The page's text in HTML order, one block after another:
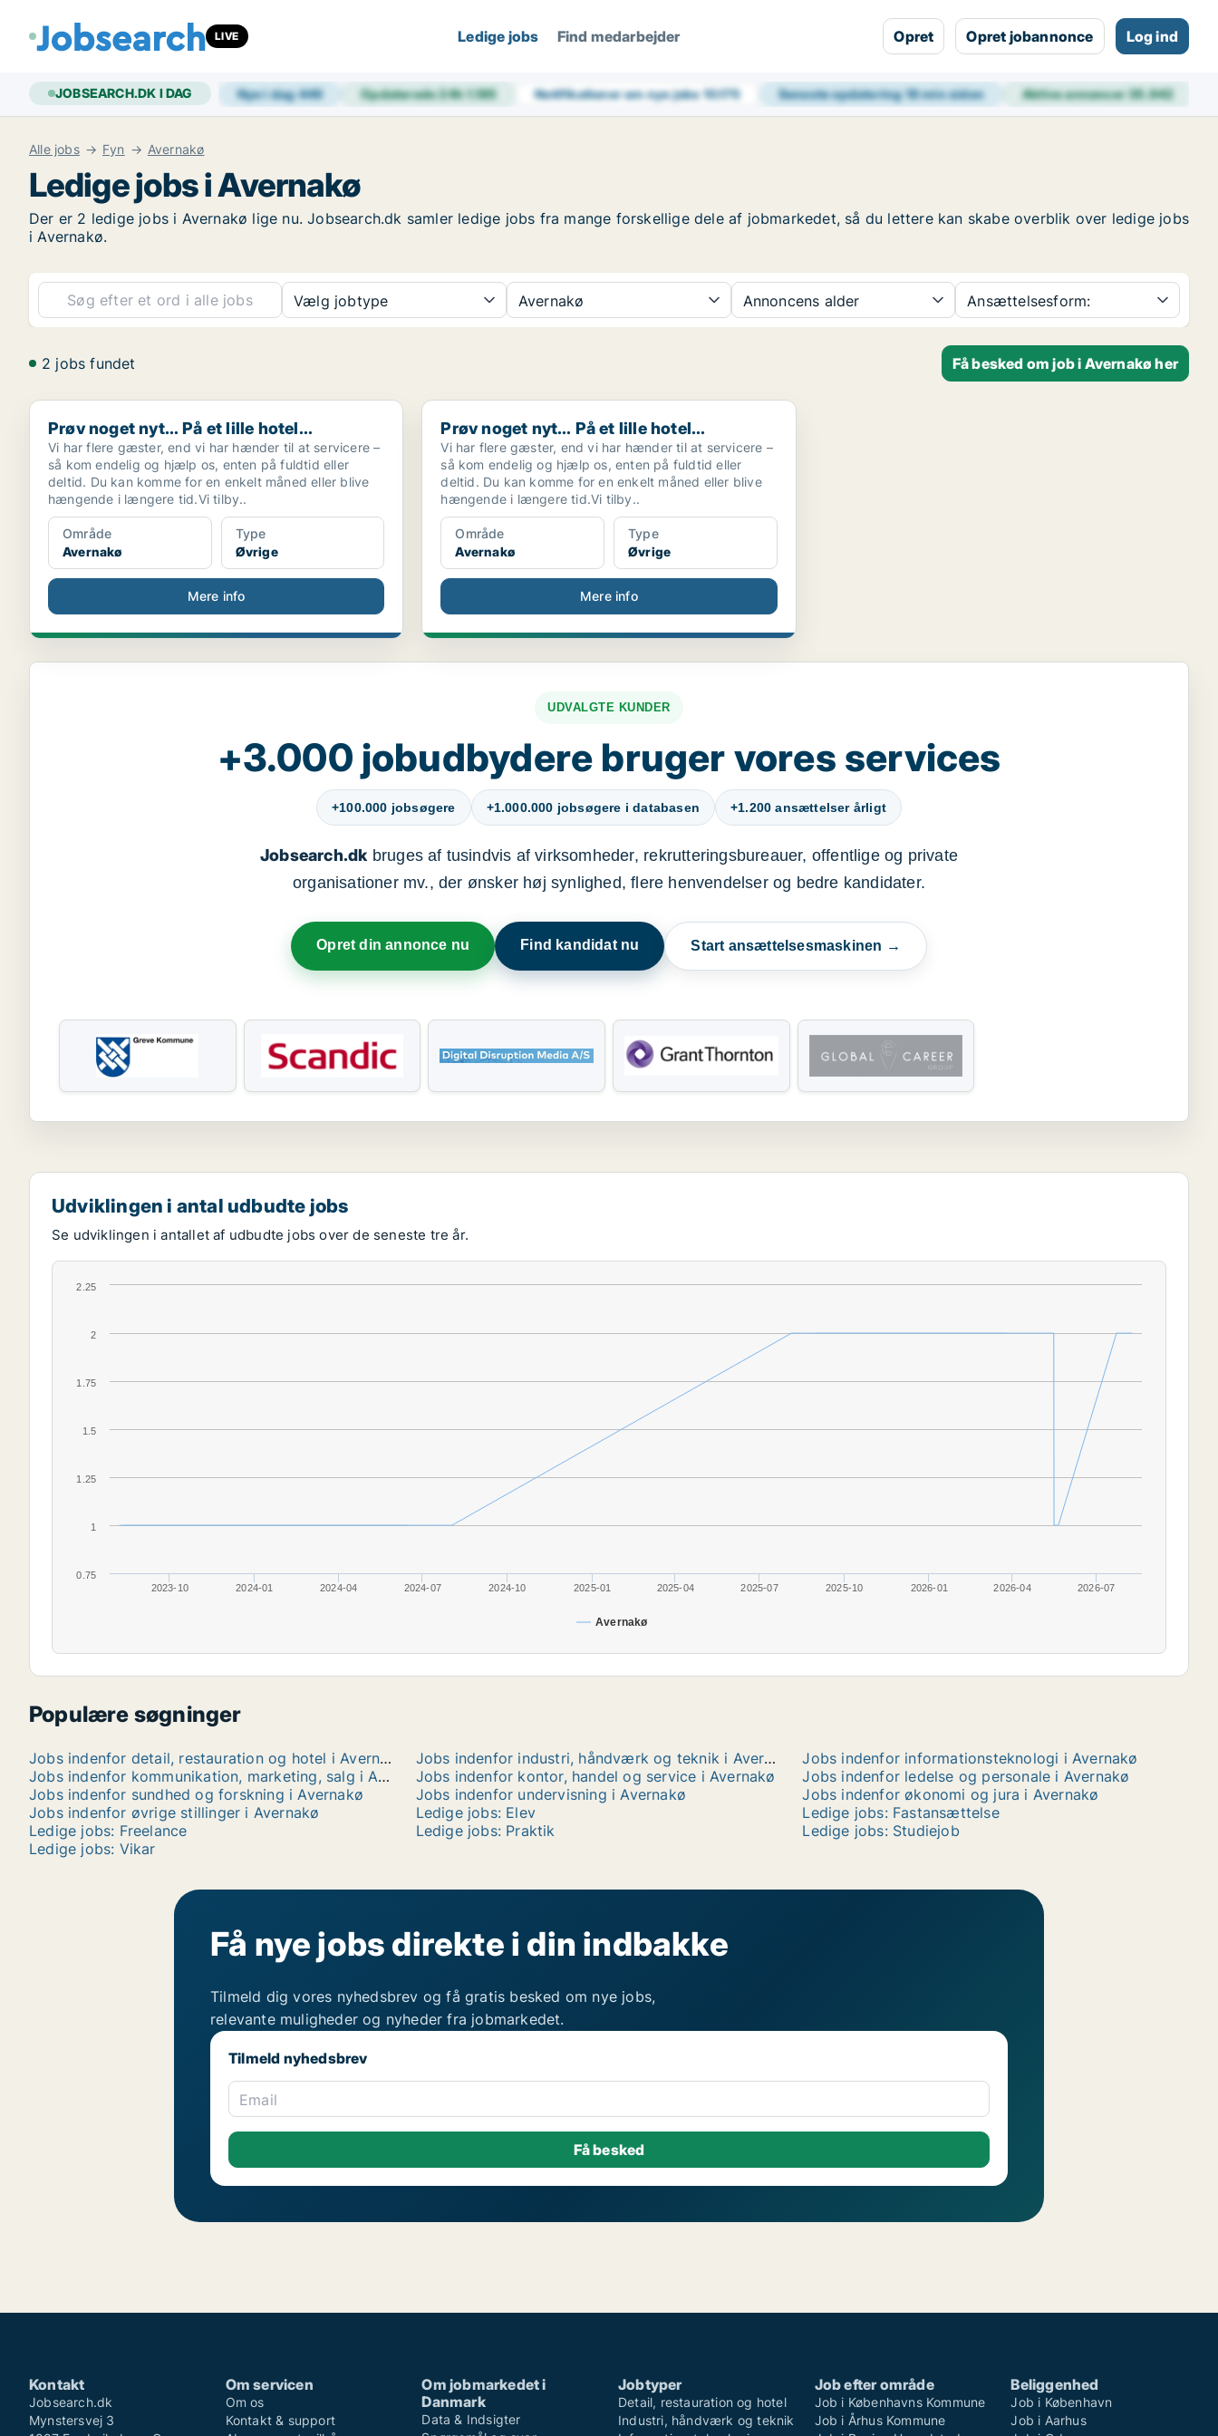
LIVE Ledige jobs Find medarbejder Opret Opret jobannonce Log ind
JOBSEARCH.DK I DAG Nye i dag449 Opdaterede 24h1.185 Notifikationer om nye jobs10.175 Seneste opdatering18 min siden Aktive annoncer35.942
Alle jobs Fyn Avernakø
Ledige jobs i Avernakø
Der er 2 ledige jobs i Avernakø lige nu. Jobsearch.dk samler ledige jobs fra mange forskellige dele af jobmarkedet, så du lettere kan skabe overblik over ledige jobs
i Avernakø.
Vælg jobtype Avernakø Annoncens alder Ansættelsesform:
2 jobs fundet Få besked om job i Avernakø her
Prøv noget nyt… På et lille hotel…
Prøv noget nyt… På et lille hotel…
Vi har flere gæster, end vi har hænder til at servicere –
så kom endelig og hjælp os, enten på fuldtid eller
deltid. Du kan komme for en enkelt måned eller blive
hængende i længere tid.Vi tilby..
Område
Avernakø
Type
Øvrige
Mere info
Prøv noget nyt… På et lille hotel…
Prøv noget nyt… På et lille hotel…
Vi har flere gæster, end vi har hænder til at servicere –
så kom endelig og hjælp os, enten på fuldtid eller
deltid. Du kan komme for en enkelt måned eller blive
hængende i længere tid.Vi tilby..
Område
Avernakø
Type
Øvrige
Mere info
UDVALGTE KUNDER
+3.000 jobudbydere bruger vores services
+100.000 jobsøgere +1.000.000 jobsøgere i databasen +1.200 ansættelser årligt
Jobsearch.dkbruges af tusindvis af virksomheder, rekrutteringsbureauer, offentlige og private
organisationer mv., der ønsker høj synlighed, flere henvendelser og bedre kandidater.
Opret din annonce nu Find kandidat nu Start ansættelsesmaskinen →
Udviklingen i antal udbudte jobs
Se udviklingen i antallet af udbudte jobs over de seneste tre år.
Avernakø
2023-10 2024-01 2024-04 2024-07 2024-10 2025-01 2025-04 2025-07 2025-10 2026-01 2026-04 2026-07
1
2
0.75
1.25
1.5
1.75
2.25
Populære søgninger
Jobs indenfor detail, restauration og hotel i Avernakø Jobs indenfor industri, håndværk og teknik i Avernakø
Jobs indenfor informationsteknologi i Avernakø
Jobs indenfor kommunikation, marketing, salg i Avernakø
Jobs indenfor kontor, handel og service i Avernakø
Jobs indenfor ledelse og personale i Avernakø
Jobs indenfor sundhed og forskning i Avernakø
Jobs indenfor undervisning i Avernakø
Jobs indenfor økonomi og jura i Avernakø
Jobs indenfor øvrige stillinger i Avernakø
Ledige jobs: Elev
Ledige jobs: Fastansættelse
Ledige jobs: Freelance
Ledige jobs: Praktik
Ledige jobs: Studiejob
Ledige jobs: Vikar
Få nye jobs direkte i din indbakke
Tilmeld dig vores nyhedsbrev og få gratis besked om nye jobs,
relevante muligheder og nyheder fra jobmarkedet.
Tilmeld nyhedsbrev
Email
Kontakt
Jobsearch.dk
Mynstersvej 3
Om servicen
Om os
Kontakt & support
Om jobmarkedet i
Danmark
Data & Indsigter
Jobtyper
Detail, restauration og hotel
Industri, håndværk og teknik
Job efter område
Job i Københavns Kommune
Job i Århus Kommune
Beliggenhed
Job i København
Job i Aarhus